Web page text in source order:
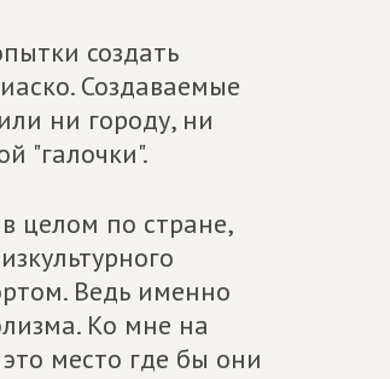
создать
Создаваемые
ни городу, ни
"галочки".
целом по стране,
Ведь именно
Ко мне на
место где бы они